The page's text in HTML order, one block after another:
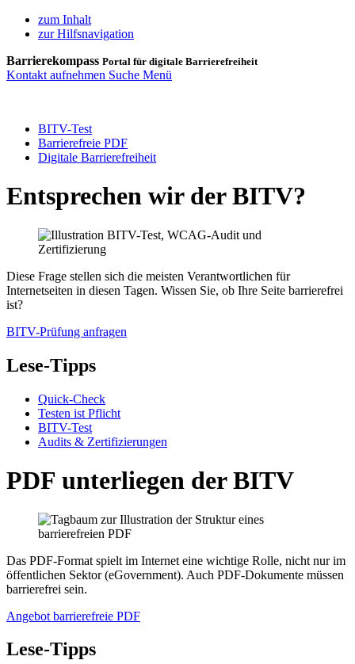
zum Inhalt
zur Hilfsnavigation
Barrierekompass Portal für digitale Barrierefreiheit
Kontakt aufnehmen Suche Menü
BITV-Test
Barrierefreie PDF
Digitale Barrierefreiheit
Entsprechen wir der BITV?
Diese Frage stellen sich die meisten Verantwortlichen für
Internetseiten in diesen Tagen. Wissen Sie, ob Ihre Seite barrierefrei
ist?
BITV-Prüfung anfragen
Lese-Tipps
Quick-Check
Testen ist Pflicht
BITV-Test
Audits & Zertifizierungen
PDF unterliegen der BITV
Das PDF-Format spielt im Internet eine wichtige Rolle, nicht nur im
öffentlichen Sektor (eGovernment). Auch PDF-Dokumente müssen
barrierefrei sein.
Angebot barrierefreie PDF
Lese-Tipps